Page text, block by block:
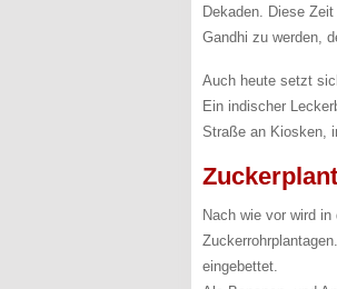
Dekaden. Diese
Gandhi zu werden,
Auch heute setzt
Ein indischer
Straße an Kiosken,
Nach wie vor wird
eingebettet.